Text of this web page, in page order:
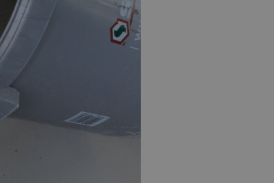
transparant
anti-slip
toplaag
in kleur